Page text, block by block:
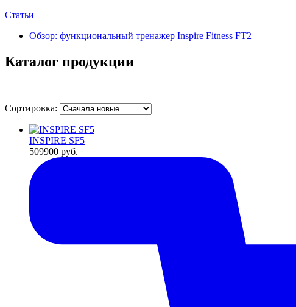
Статьи
Обзор: функциональный тренажер Inspire Fitness FT2
Каталог продукции
Сортировка:
INSPIRE SF5
509900 руб.